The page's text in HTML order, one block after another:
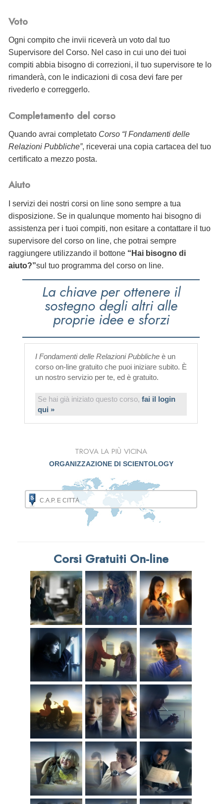
Voto
Ogni compito che invii riceverà un voto dal tuo
Supervisore del Corso. Nel caso in cui uno dei tuoi
compiti abbia bisogno di correzioni, il tuo supervisore te lo
rimanderà, con le indicazioni di cosa devi fare per
rivederlo e correggerlo.
Completamento del corso
Quando avrai completato Corso “I Fondamenti delle
Relazioni Pubbliche”, riceverai una copia cartacea del tuo
certificato a mezzo posta.
Aiuto
I servizi dei nostri corsi on line sono sempre a tua
disposizione. Se in qualunque momento hai bisogno di
assistenza per i tuoi compiti, non esitare a contattare il tuo
supervisore del corso on line, che potrai sempre
raggiungere utilizzando il bottone “Hai bisogno di
aiuto?”sul tuo programma del corso on line.
La chiave per ottenere il
sostegno degli altri alle
proprie idee e sforzi
I Fondamenti delle Relazioni Pubbliche è un
corso on-line gratuito che puoi iniziare subito. È
un nostro servizio per te, ed è gratuito.
Se hai già iniziato questo corso, fai il login
qui »
TROVA LA PIÙ VICINA
ORGANIZZAZIONE DI SCIENTOLOGY
Corsi Gratuiti On-line